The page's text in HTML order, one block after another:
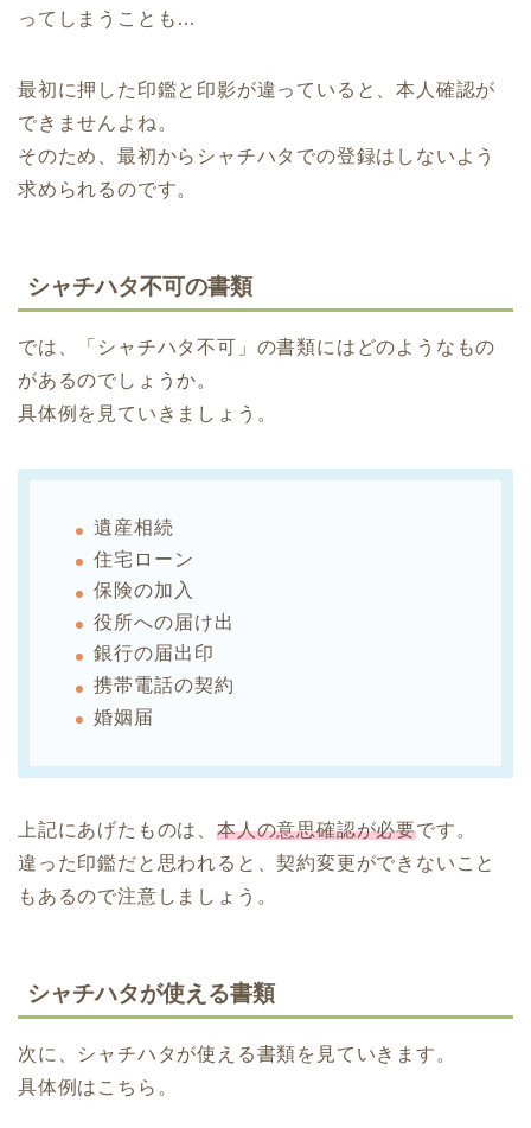
ってしまうことも…
最初に押した印鑑と印影が違っていると、本人確認が
できませんよね。
そのため、最初からシャチハタでの登録はしないよう
求められるのです。
シャチハタ不可の書類
では、「シャチハタ不可」の書類にはどのようなもの
があるのでしょうか。
具体例を見ていきましょう。
遺産相続
住宅ローン
保険の加入
役所への届け出
銀行の届出印
携帯電話の契約
婚姻届
上記にあげたものは、 本人の意思確認が必要です。
違った印鑑だと思われると、契約変更ができないこと
もあるので注意しましょう。
シャチハタが使える書類
次に、シャチハタが使える書類を見ていきます。
具体例はこちら。